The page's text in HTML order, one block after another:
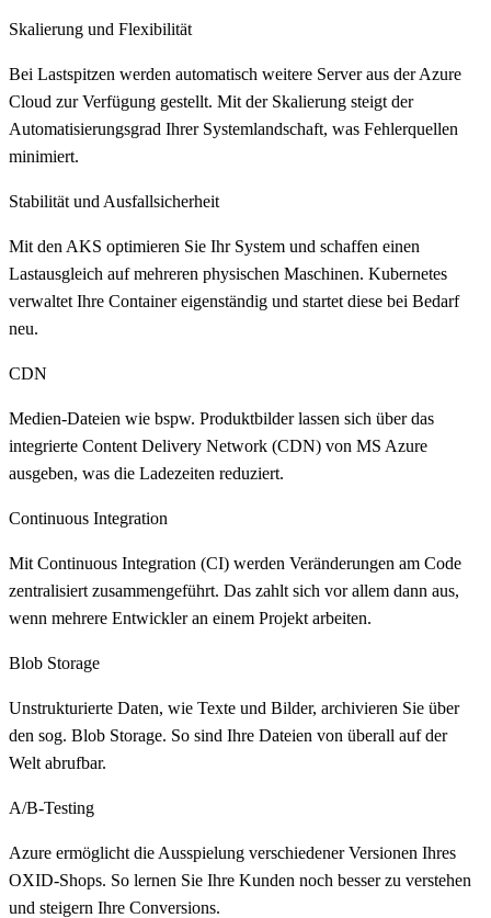
Skalierung und Flexibilität
Bei Lastspitzen werden automatisch weitere Server aus der Azure
Cloud zur Verfügung gestellt. Mit der Skalierung steigt der
Automatisierungsgrad Ihrer Systemlandschaft, was Fehlerquellen
minimiert.
Stabilität und Ausfallsicherheit
Mit den AKS optimieren Sie Ihr System und schaffen einen
Lastausgleich auf mehreren physischen Maschinen. Kubernetes
verwaltet Ihre Container eigenständig und startet diese bei Bedarf
neu.
CDN
Medien-Dateien wie bspw. Produktbilder lassen sich über das
integrierte Content Delivery Network (CDN) von MS Azure
ausgeben, was die Ladezeiten reduziert.
Continuous Integration
Mit Continuous Integration (CI) werden Veränderungen am Code
zentralisiert zusammengeführt. Das zahlt sich vor allem dann aus,
wenn mehrere Entwickler an einem Projekt arbeiten.
Blob Storage
Unstrukturierte Daten, wie Texte und Bilder, archivieren Sie über
den sog. Blob Storage. So sind Ihre Dateien von überall auf der
Welt abrufbar.
A/B-Testing
Azure ermöglicht die Ausspielung verschiedener Versionen Ihres
OXID-Shops. So lernen Sie Ihre Kunden noch besser zu verstehen
und steigern Ihre Conversions.